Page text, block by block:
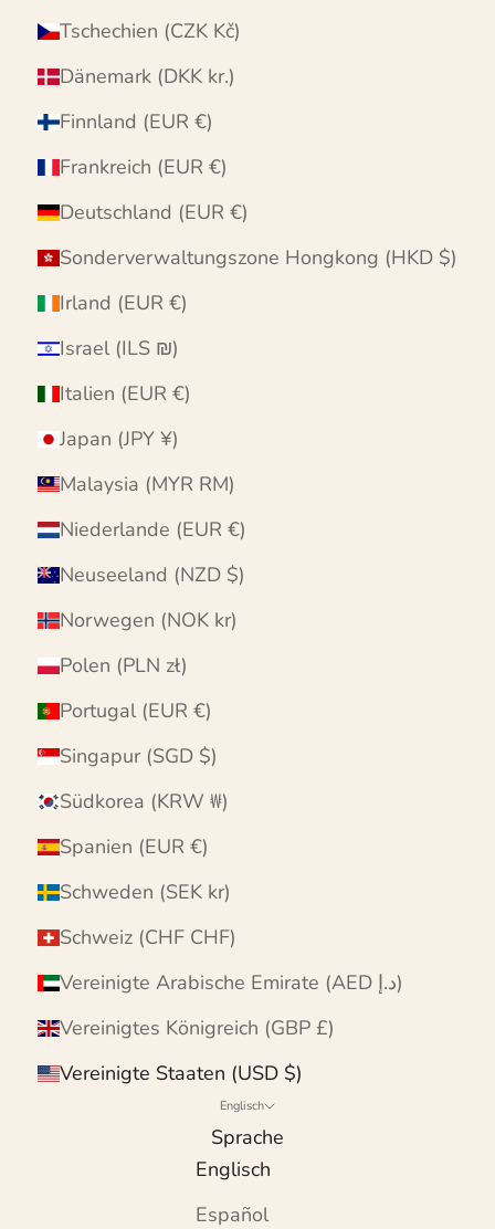
Tschechien (CZK Kč)
Dänemark (DKK kr.)
Finnland (EUR €)
Frankreich (EUR €)
Deutschland (EUR €)
Sonderverwaltungszone Hongkong (HKD $)
Irland (EUR €)
Israel (ILS ₪)
Italien (EUR €)
Japan (JPY ¥)
Malaysia (MYR RM)
Niederlande (EUR €)
Neuseeland (NZD $)
Norwegen (NOK kr)
Polen (PLN zł)
Portugal (EUR €)
Singapur (SGD $)
Südkorea (KRW ₩)
Spanien (EUR €)
Schweden (SEK kr)
Schweiz (CHF CHF)
Vereinigte Arabische Emirate (AED د.إ)
Vereinigtes Königreich (GBP £)
Vereinigte Staaten (USD $)
Englisch
Sprache
Englisch
Español